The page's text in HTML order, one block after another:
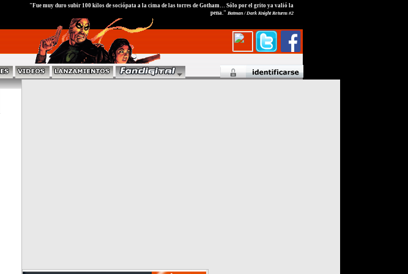
"Fue muy duro subir 100 kilos de sociópata a la cima de las torres de Gotham… Sólo por el grito ya valió la
pena." Batman / Dark Knight Returns #2